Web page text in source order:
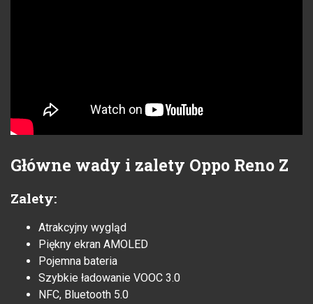
Główne wady i zalety Oppo Reno Z
Zalety:
Atrakcyjny wygląd
Piękny ekran AMOLED
Pojemna bateria
Szybkie ładowanie VOOC 3.0
NFC, Bluetooth 5.0